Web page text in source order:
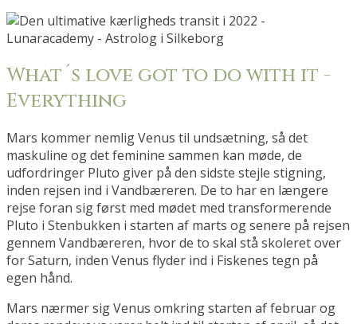
What´s love got to do with it -
Everything
Mars kommer nemlig Venus til undsætning, så det
maskuline og det feminine sammen kan møde, de
udfordringer Pluto giver på den sidste stejle stigning,
inden rejsen ind i Vandbæreren. De to har en længere
rejse foran sig først med mødet med transformerende
Pluto i Stenbukken i starten af marts og senere på rejsen
gennem Vandbæreren, hvor de to skal stå skoleret over
for Saturn, inden Venus flyder ind i Fiskenes tegn på
egen hånd.
Mars nærmer sig Venus omkring starten af februar og